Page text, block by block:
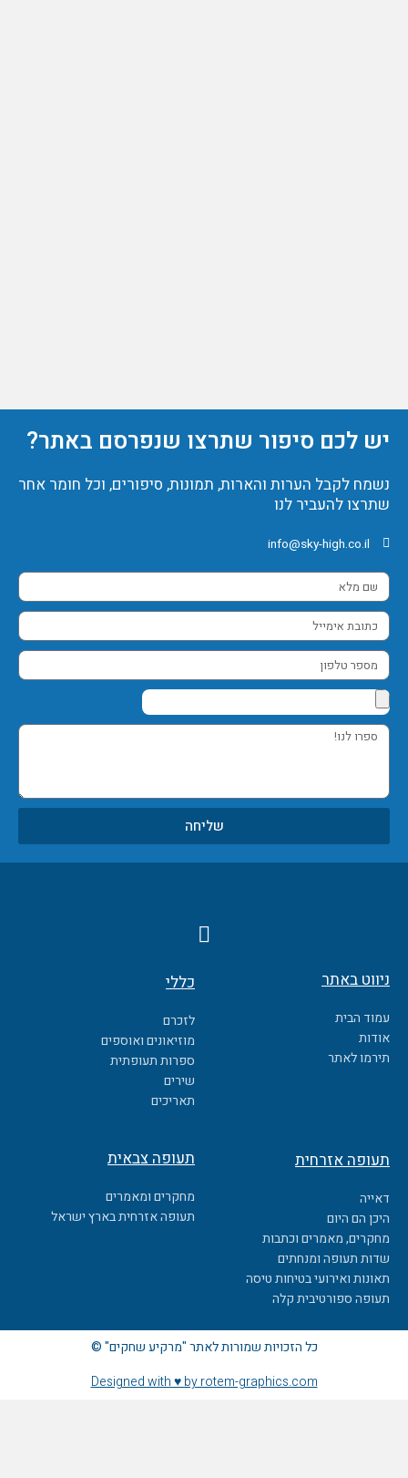
יש לכם סיפור שתרצו שנפרסם באתר?
נשמח לקבל הערות והארות, תמונות, סיפורים, וכל חומר אחר
שתרצו להעביר לנו
info@sky-high.co.il
שם
מלא
כתובת
אימייל
מספר
טלפון
ספרו
שליחה
F
a
ניווט באתר
עמוד הבית
אודות
תירמו לאתר
כללי
לזכרם
מוזיאונים ואוספים
ספרות תעופתית
שירים
תאריכים
תעופה אזרחית
דאייה
היכן הם היום
מחקרים, מאמרים וכתבות
שדות תעופה ומנחתים
תאונות ואירועי בטיחות טיסה
תעופה ספורטיבית קלה
תעופה צבאית
מחקרים ומאמרים
תעופה אזרחית בארץ ישראל
כל הזכויות שמורות לאתר "מרקיע שחקים" ©
Designed with ♥ by rotem-graphics.com